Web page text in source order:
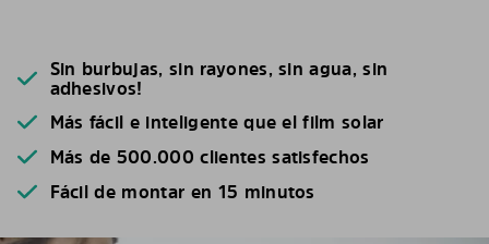
Sin burbujas, sin rayones, sin agua, sin
adhesivos!
Más fácil e inteligente que el film solar
Más de 500.000 clientes satisfechos
Fácil de montar en 15 minutos